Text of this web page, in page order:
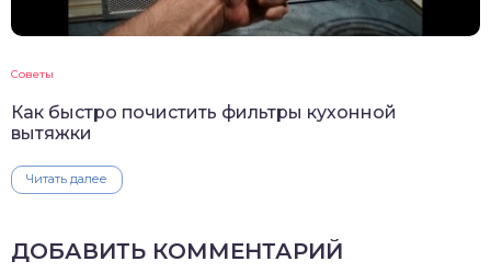
Советы
Как быстро почистить фильтры кухонной
вытяжки
Читать далее
ДОБАВИТЬ КОММЕНТАРИЙ